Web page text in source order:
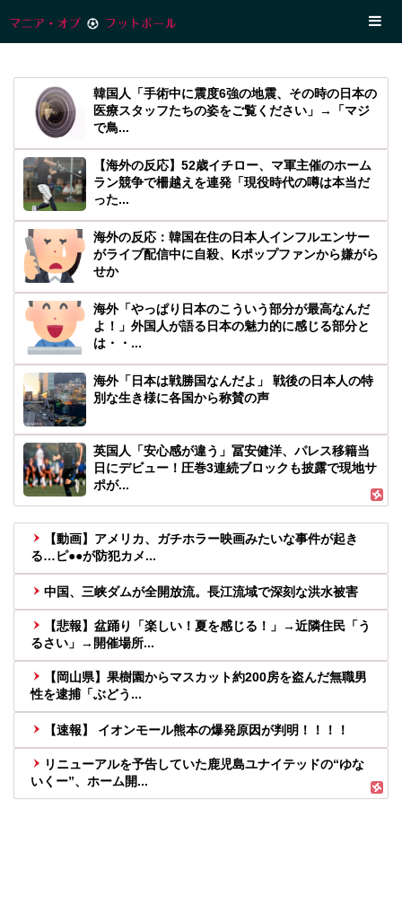
韓国人「手術中に震度6強の地震、その時の日本の
医療スタッフたちの姿をご覧ください」→「マジ
で鳥...
【海外の反応】52歳イチロー、マ軍主催のホーム
ラン競争で柵越えを連発「現役時代の噂は本当だ
った...
海外の反応：韓国在住の日本人インフルエンサー
がライブ配信中に自殺、Kポップファンから嫌がら
せか
海外「やっぱり日本のこういう部分が最高なんだ
よ！」外国人が語る日本の魅力的に感じる部分と
は・・...
海外「日本は戦勝国なんだよ」 戦後の日本人の特
別な生き様に各国から称賛の声
英国人「安心感が違う」冨安健洋、パレス移籍当
日にデビュー！圧巻3連続ブロックも披露で現地サ
ポが...
【動画】アメリカ、ガチホラー映画みたいな事件が起き
る…ピ●●が防犯カメ...
中国、三峡ダムが全開放流。長江流域で深刻な洪水被害
【悲報】盆踊り「楽しい！夏を感じる！」→近隣住民「う
るさい」→開催場所...
【岡山県】果樹園からマスカット約200房を盗んだ無職男
性を逮捕「ぶどう...
【速報】 イオンモール熊本の爆発原因が判明！！！！
リニューアルを予告していた鹿児島ユナイテッドの“ゆな
いくー”、ホーム開...